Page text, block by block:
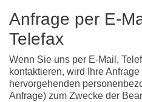
Anfrage per E-
Telefax
Wenn Sie uns per E-Mail,
kontaktieren, wird Ihre
hervorgehenden
Anfrage) zum Zwecke der